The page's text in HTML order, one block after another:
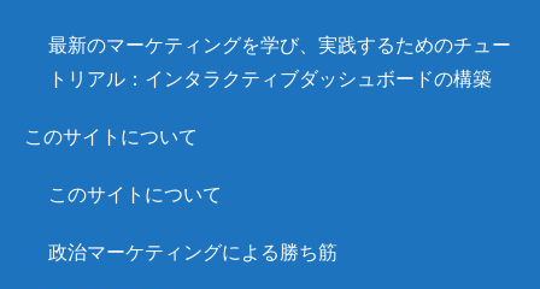
最新のマーケティングを学び、実践するためのチュー
トリアル：インタラクティブダッシュボードの構築
このサイトについて
このサイトについて
政治マーケティングによる勝ち筋